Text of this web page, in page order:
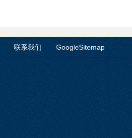
联系我们 GoogleSitemap